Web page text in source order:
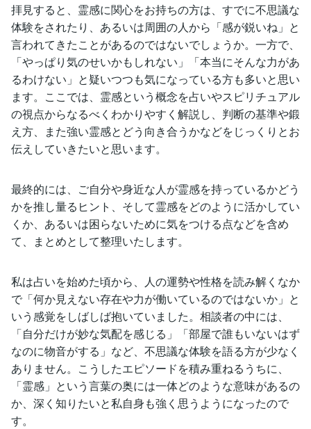
拝見すると、霊感に関心をお持ちの方は、すでに不思議な
体験をされたり、あるいは周囲の人から「感が鋭いね」と
言われてきたことがあるのではないでしょうか。一方で、
「やっぱり気のせいかもしれない」「本当にそんな力があ
るわけない」と疑いつつも気になっている方も多いと思い
ます。ここでは、霊感という概念を占いやスピリチュアル
の視点からなるべくわかりやすく解説し、判断の基準や鍛
え方、また強い霊感とどう向き合うかなどをじっくりとお
伝えしていきたいと思います。
最終的には、ご自分や身近な人が霊感を持っているかどう
かを推し量るヒント、そして霊感をどのように活かしてい
くか、あるいは困らないために気をつける点などを含め
て、まとめとして整理いたします。
私は占いを始めた頃から、人の運勢や性格を読み解くなか
で「何か見えない存在や力が働いているのではないか」と
いう感覚をしばしば抱いていました。相談者の中には、
「自分だけが妙な気配を感じる」「部屋で誰もいないはず
なのに物音がする」など、不思議な体験を語る方が少なく
ありません。こうしたエピソードを積み重ねるうちに、
「霊感」という言葉の奥には一体どのような意味があるの
か、深く知りたいと私自身も強く思うようになったので
す。